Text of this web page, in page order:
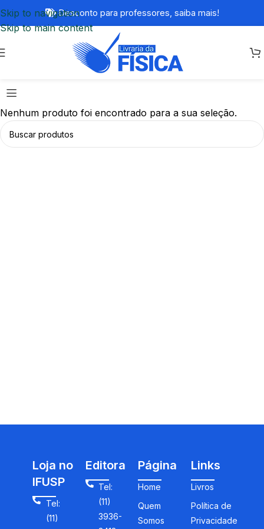
Skip to navigation
Skip to main content
Desconto para professores, saiba mais!
Nenhum produto foi encontrado para a sua seleção.
Loja no
IFUSP
Tel:
(11)
Editora
Tel:
(11)
3936-
Página
Home
Quem
Somos
Links
Livros
Política de
Privacidade